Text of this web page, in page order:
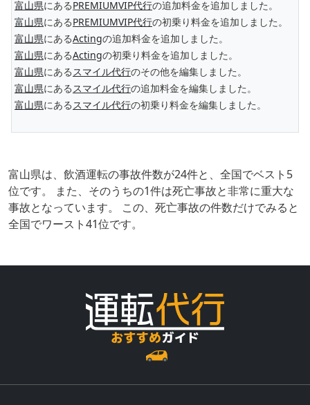
富山県にあるPREMIUMVIP代行の追加料金を追加しました。
富山県にあるPREMIUMVIP代行の初乗り料金を追加しました。
富山県にあるActingの追加料金を追加しました。
富山県にあるActingの初乗り料金を追加しました。
富山県にあるスマイル代行のその他を編集しました。
富山県にあるスマイル代行の追加料金を編集しました。
富山県にあるスマイル代行の初乗り料金を編集しました。
富山県は、飲酒運転の事故件数が24件と、全国でベスト5
位です。 また、そのうちの1件は死亡事故と非常に重大な
事故となっています。 この、死亡事故の件数だけでみると
全国でワースト41位です。